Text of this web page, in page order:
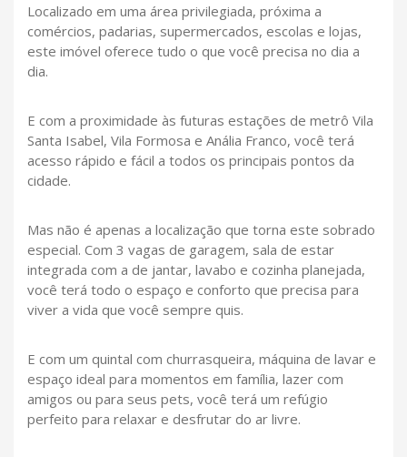
Localizado em uma área privilegiada, próxima a
comércios, padarias, supermercados, escolas e lojas,
este imóvel oferece tudo o que você precisa no dia a
dia.
E com a proximidade às futuras estações de metrô Vila
Santa Isabel, Vila Formosa e Anália Franco, você terá
acesso rápido e fácil a todos os principais pontos da
cidade.
Mas não é apenas a localização que torna este sobrado
especial. Com 3 vagas de garagem, sala de estar
integrada com a de jantar, lavabo e cozinha planejada,
você terá todo o espaço e conforto que precisa para
viver a vida que você sempre quis.
E com um quintal com churrasqueira, máquina de lavar e
espaço ideal para momentos em família, lazer com
amigos ou para seus pets, você terá um refúgio
perfeito para relaxar e desfrutar do ar livre.